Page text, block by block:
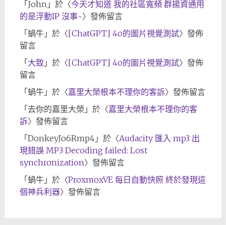
「 John」於〈今天才知道 我的社區寬頻 群揚資通用
的是浮動IP 沒事~〉發佈留言
「 蝸牛」於〈[ChatGPT] 4o的圖片視覺測試〉發佈
留言
「 大致 」於〈[ChatGPT] 4o的圖片視覺測試〉發佈
留言
「 蝸牛」於〈嘉里大榮根本不理你的客訴〉發佈留言
「 去你的嘉里大榮 」於〈嘉里大榮根本不理你的客
訴〉發佈留言
「 DonkeyJo6Rmp4」於〈Audacity 匯入 mp3 出
現錯誤 MP3 Decoding failed: Lost
synchronization〉發佈留言
「 蝸牛」於〈ProxmoxVE 每日自動快照 終於發現這
個神兵利器〉發佈留言